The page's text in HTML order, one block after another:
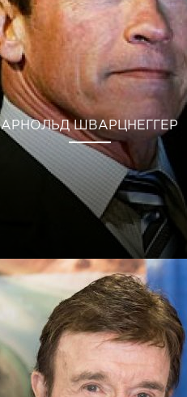
АРНОЛЬД ШВАРЦНЕГГЕР